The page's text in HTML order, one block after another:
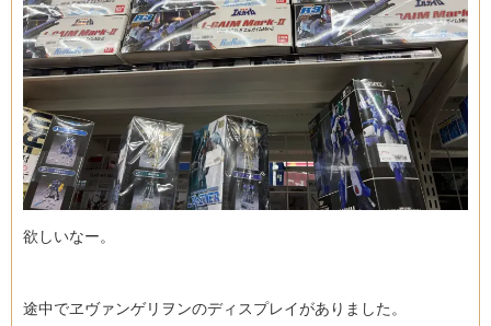
欲しいなー。
途中でヱヴァンゲリヲンのディスプレイがありました。